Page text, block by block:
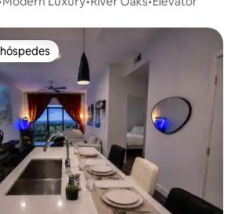
preferidos dos hóspedes